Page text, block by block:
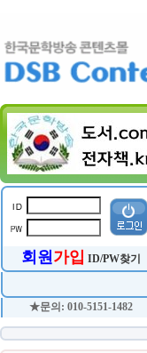
회원가입 ID/PW찾기
★문의: 010-5151-1482